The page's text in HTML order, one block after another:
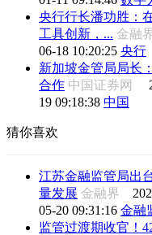
央行行长潘功胜：
工具创新，... 金融
06-18 10:20:25 央行
新加坡金管局局长
合作 中国证券网
19 09:18:38 中国
猜你喜欢
江苏金融监管局出
量发展 金融界
05-20 09:31:16 金融
监管过渡期收官！